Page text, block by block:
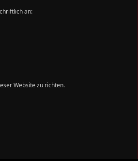
an:
Website zu richten.